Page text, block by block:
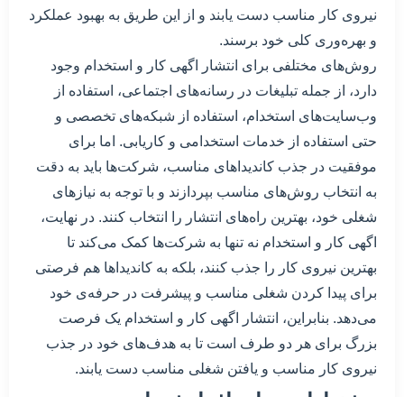
نیروی کار مناسب دست یابند و از این طریق به بهبود عملکرد
و بهره‌وری کلی خود برسند.
روش‌های مختلفی برای انتشار اگهی کار و استخدام وجود
دارد، از جمله تبلیغات در رسانه‌های اجتماعی، استفاده از
وب‌سایت‌های استخدام، استفاده از شبکه‌های تخصصی و
حتی استفاده از خدمات استخدامی و کاریابی. اما برای
موفقیت در جذب کاندیداهای مناسب، شرکت‌ها باید به دقت
به انتخاب روش‌های مناسب بپردازند و با توجه به نیازهای
شغلی خود، بهترین راه‌های انتشار را انتخاب کنند. در نهایت،
اگهی کار و استخدام نه تنها به شرکت‌ها کمک می‌کند تا
بهترین نیروی کار را جذب کنند، بلکه به کاندیداها هم فرصتی
برای پیدا کردن شغلی مناسب و پیشرفت در حرفه‌ی خود
می‌دهد. بنابراین، انتشار اگهی کار و استخدام یک فرصت
بزرگ برای هر دو طرف است تا به هدف‌های خود در جذب
نیروی کار مناسب و یافتن شغلی مناسب دست یابند.